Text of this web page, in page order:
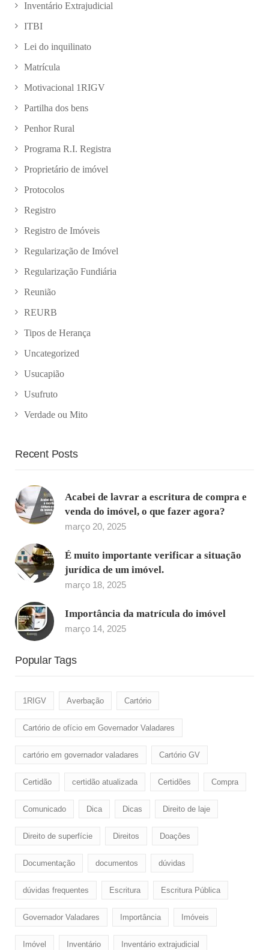
Inventário Extrajudicial
ITBI
Lei do inquilinato
Matrícula
Motivacional 1RIGV
Partilha dos bens
Penhor Rural
Programa R.I. Registra
Proprietário de imóvel
Protocolos
Registro
Registro de Imóveis
Regularização de Imóvel
Regularização Fundiária
Reunião
REURB
Tipos de Herança
Uncategorized
Usucapião
Usufruto
Verdade ou Mito
Recent Posts
Acabei de lavrar a escritura de compra e
venda do imóvel, o que fazer agora?
março 20, 2025
É muito importante verificar a situação
jurídica de um imóvel.
março 18, 2025
Importância da matrícula do imóvel
março 14, 2025
Popular Tags
1RIGV Averbação Cartório
Cartório de ofício em Governador Valadares
cartório em governador valadares Cartório GV
Certidão certidão atualizada Certidões Compra
Comunicado Dica Dicas Direito de laje
Direito de superfície Direitos Doaçôes
Documentação documentos dúvidas
dúvidas frequentes Escritura Escritura Pública
Governador Valadares Importância Imóveis
Imóvel Inventário Inventário extrajudicial